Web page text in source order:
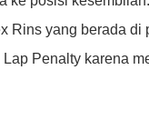
Rins yang berada di
Penalty karena